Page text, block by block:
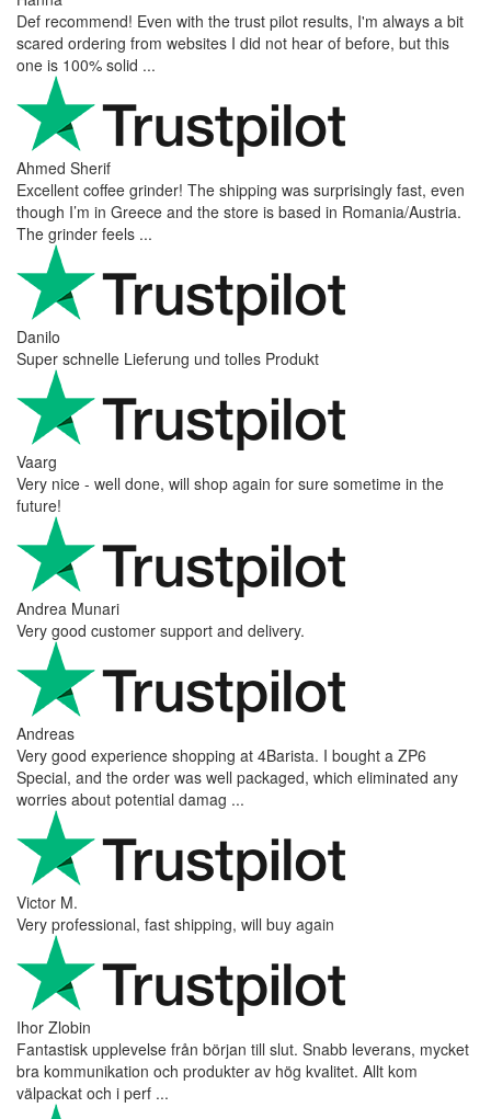
shipping, and the item arrived well packaged. The whole
purchasing experience was smoot ...
Richard Möckel
Super Support! Bestellvorgang hat super funktioniert. Ich einen
Feuer bei der Bestellung gemacht, welcher sofort korrigiert
wurde. Der Support ist w ...
Hanna
Def recommend! Even with the trust pilot results, I'm always a bit
scared ordering from websites I did not hear of before, but this
one is 100% solid ...
Ahmed Sherif
Excellent coffee grinder! The shipping was surprisingly fast, even
though I’m in Greece and the store is based in Romania/Austria.
The grinder feels ...
Danilo
Super schnelle Lieferung und tolles Produkt
Vaarg
Very nice - well done, will shop again for sure sometime in the
future!
Andrea Munari
Very good customer support and delivery.
Andreas
Very good experience shopping at 4Barista. I bought a ZP6
Special, and the order was well packaged, which eliminated any
worries about potential damag ...